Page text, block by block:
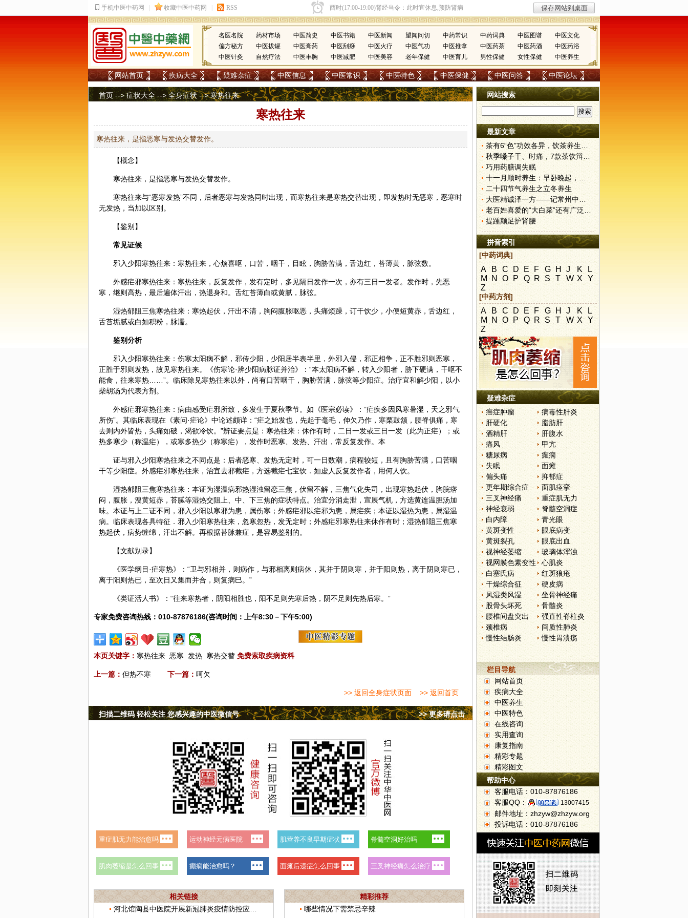
名医名院 药材市场 中医简史 中医书籍 中医新闻 望闻问切 中药常识 中药词典 中医图谱
中医文化
偏方秘方
中医拔罐 中医膏药 中医刮痧 中医火疗 中医气功 中医推拿 中医药茶 中医药酒
中医药浴
中医针灸
自然疗法 中医丰胸 中医减肥 中医美容 老年保健 中医育儿 男性保健 女性保健 中医养生
网站首页 疾病大全 疑难杂症 中医信息 中医常识 中医特色 中医保健 中医问答 中医论坛
首页 -->症状大全 -->全身症状--> 寒热往来
寒热往来
寒热往来，是指恶寒与发热交替发作。
【概念】
寒热往来，是指恶寒与发热交替发作。
寒热往来与“恶寒发热”不同，后者恶寒与发热同时出现，而寒热往来是寒热交替出现，即发热时无恶寒，恶寒时
无发热，当加以区别。
【鉴别】
常见证候
邪入少阳寒热往来：寒热往来，心烦喜呕，口苦，咽干，目眩，胸胁苦满，舌边红，苔薄黄，脉弦数。
外感疟邪寒热往来：寒热往来，反复发作，发有定时，多见隔日发作一次，亦有三日一发者。发作时，先恶
寒，继则高热，最后遍体汗出，热退身和。舌红苔薄白或黄腻，脉弦。
湿热郁阻三焦寒热往来：寒热起伏，汗出不清，胸闷腹胀呕恶，头痛烦躁，订干饮少，小便短黄赤，舌边红，
舌苔垢腻或白如积粉，脉濡。
鉴别分析
邪入少阳寒热往来：伤寒太阳病不解，邪传少阳，少阳居半表半里，外邪入侵，邪正相争，正不胜邪则恶寒，
正胜于邪则发热，故见寒热往来。《伤寒论·辨少阳病脉证并治》：“本太阳病不解，转入少阳者，胁下硬满，干呕不
能食，往来寒热……”。临床除见寒热往来以外，尚有口苦咽干，胸胁苦满，脉弦等少阳症。治疗宜和解少阳，以小
柴胡汤为代表方剂。
外感疟邪寒热往来：病由感受疟邪所致，多发生于夏秋季节。如《医宗必读》：“疟疾多因风寒暑湿，天之邪气
所伤”。其临床表现在《素问·疟论》中论述颇详：“疟之始发也，先起于毫毛，伸欠乃作，寒栗鼓颔，腰脊俱痛，寒
去则内外皆热，头痛如破，渴欲冷饮。”辨证要点是：寒热往来：休作有时，二日一发或三日一发（此为正疟）；或
热多寒少（称温疟），或寒多热少（称寒疟），发作时恶寒、发热、汗出，常反复发作。本
证与邪入少阳寒热往来之不同点是：后者恶寒、发热无定时，可一日数潮，病程较短，且有胸胁苦满，口苦咽
干等少阳症。外感疟邪寒热往来，治宜去邪截疟，方选截疟七宝饮．如虚人反复发作者，用何人饮。
湿热郁阻三焦寒热往来：本证为湿温病邪热湿浊留恋三焦，伏留不解，三焦气化失司，出现寒热起伏，胸脘痞
闷，腹胀，溲黄短赤，苔腻等湿热交阻上、中、下三焦的症状特点。治宜分消走泄，宣展气机，方选黄连温胆汤加
味。本证与上二证不同，邪入少阳以寒邪为患，属伤寒；外感疟邪以疟邪为患，属疟疾；本证以湿热为患，属湿温
病。临床表现各具特征．邪入少阳寒热往来，忽寒忽热，发无定时；外感疟邪寒热往来休作有时；湿热郁阻三焦寒
热起伏，病势缠绵，汗出不解。再根据苔脉兼症，是容易鉴别的。
【文献别录】
《医学纲目·疟寒热》：“卫与邪相并，则病作，与邪相离则病休，其并于阴则寒，并于阳则热，离于阴则寒已，
离于阳则热已，至次日又集而并合，则复病巳。”
《类证活人书》：“往来寒热者， 阴阳相胜也，阳不足则先寒后热，阴不足则先热后寒。”
专家免费咨询热线：010-87876186(咨询时间：上午8:30－下午5:00)
本页关键字： 寒热往来 恶寒 发热 寒热交替 免费索取疾病资料
上一篇： 但热不寒 下一篇： 呵欠
>> 返回全身症状页面 >> 返回首页
>> 更多请点击
扫描二维码 轻松关注 您感兴趣的中医微信号
相关链接
精彩推荐
哪些情况下需禁忌辛辣
网站搜索
最新文章
茶有6“色”功效各异，饮茶养生寒温有宜忌
秋季嗓子干、时痛，7款茶饮辩证用
巧用药膳调失眠
十一月顺时养生：早卧晚起，保护阳气
二十四节气养生之立冬养生
大医精诚泽一方——记常州中医屠揆先
老百姓喜爱的“大白菜”还有广泛的药用价值
提踵颠足护肾腰
拼音索引
[中药词典]
A B C D E F G H J K
L
M N O P Q R S T W X
Y
Z
[中药方剂]
A B C D E F G H J K
L
M N O P Q R S T W X
Y
Z
疑难杂症
癌症肿瘤
病毒性肝炎
肝硬化
脂肪肝
酒精肝
肝腹水
痛风
甲亢
糖尿病
癫痫
失眠
面瘫
偏头痛
抑郁症
更年期综合症
面肌痉挛
三叉神经痛
重症肌无力
神经衰弱
脊髓空洞症
白内障
青光眼
黄斑变性
眼底病变
黄斑裂孔
眼底出血
视神经萎缩
玻璃体浑浊
视网膜色素变性
心肌炎
白塞氏病
红斑狼疮
干燥综合征
硬皮病
风湿类风湿
坐骨神经痛
股骨头坏死
骨髓炎
腰椎间盘突出
强直性脊柱炎
颈椎病
间质性肺炎
慢性结肠炎
慢性胃溃疡
栏目导航
网站首页
疾病大全
中医养生
中医特色
在线咨询
实用查询
康复指南
精彩专题
精彩图文
帮助中心
客服电话：010-87876186
客服QQ：
13007415
邮件地址：zhzyw@zhzyw.org
投诉电话：010-87876186